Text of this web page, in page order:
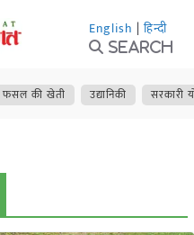
English | हिन्दी
Search
फसल की खेती उद्यानिकी सरकारी